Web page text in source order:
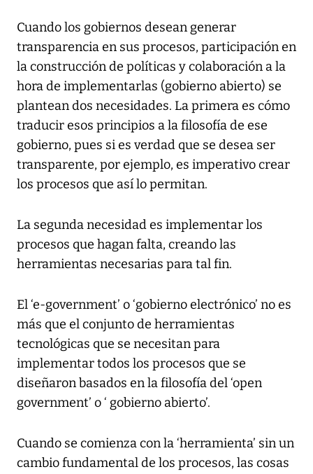
Cuando los gobiernos desean generar
transparencia en sus procesos, participación en
la construcción de políticas y colaboración a la
hora de implementarlas (gobierno abierto) se
plantean dos necesidades. La primera es cómo
traducir esos principios a la filosofía de ese
gobierno, pues si es verdad que se desea ser
transparente, por ejemplo, es imperativo crear
los procesos que así lo permitan.
La segunda necesidad es implementar los
procesos que hagan falta, creando las
herramientas necesarias para tal fin.
El ‘e-government’ o ‘gobierno electrónico’ no es
más que el conjunto de herramientas
tecnológicas que se necesitan para
implementar todos los procesos que se
diseñaron basados en la filosofía del ‘open
government’ o ‘ gobierno abierto’.
Cuando se comienza con la ‘herramienta’ sin un
cambio fundamental de los procesos, las cosas